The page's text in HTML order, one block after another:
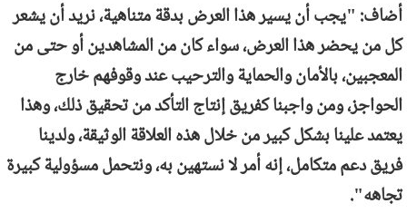
أضاف: "يجب أن يسير هذا العرض بدقة متناهية، نريد أن يشعر
كل من يحضر هذا العرض، سواء كان من المشاهدين أو حتى من
المعجبين، بالأمان والحماية والترحيب عند وقوفهم خارج
الحواجز، ومن واجبنا كفريق إنتاج التأكد من تحقيق ذلك، وهذا
يعتمد علينا بشكل كبير من خلال هذه العلاقة الوثيقة، ولدينا
فريق دعم متكامل، إنه أمر لا نستهين به، ونتحمل مسؤولية كبيرة
تجاهه".